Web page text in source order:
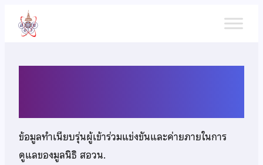
เนื้อหา
ข้อมูลทำเนียบรุ่นผู้เข้าร่วมแข่งขันและค่ายภายในการ
ดูแลของมูลนิธิ สอวน.